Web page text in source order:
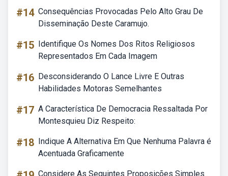
#14 Consequências Provocadas Pelo Alto Grau De
Disseminação Deste Caramujo.
#15 Identifique Os Nomes Dos Ritos Religiosos
Representados Em Cada Imagem
#16 Desconsiderando O Lance Livre E Outras
Habilidades Motoras Semelhantes
#17 A Característica De Democracia Ressaltada Por
Montesquieu Diz Respeito:
#18 Indique A Alternativa Em Que Nenhuma Palavra é
Acentuada Graficamente
Considere As Seguintes Proposições Simples